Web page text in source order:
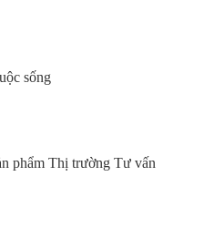
sống
phẩm Thị trường Tư vấn